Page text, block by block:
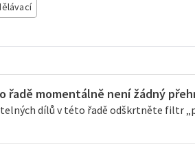
řadě momentálně není žádný
dílů v této řadě odškrtněte filtr